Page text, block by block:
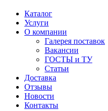
Каталог
Услуги
О компании
Галерея поставок
Вакансии
ГОСТЫ и ТУ
Статьи
Доставка
Отзывы
Новости
Контакты